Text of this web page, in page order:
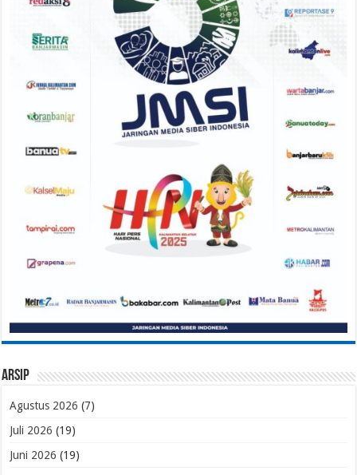
Arsip
Agustus 2026 (7)
Juli 2026 (19)
Juni 2026 (19)